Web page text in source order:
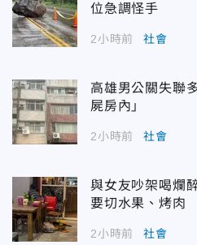
位急調怪手
2小時前 社會
高雄男公關失聯
屍房內」
2小時前 社會
與女友吵架喝爛
要切水果、烤肉
2小時前 社會